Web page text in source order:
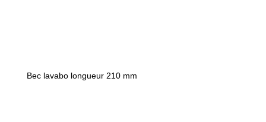
Bec lavabo longueur 210 mm